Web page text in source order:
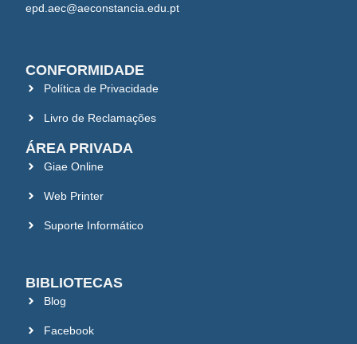
epd.aec@aeconstancia.edu.pt
CONFORMIDADE
Política de Privacidade
Livro de Reclamações
ÁREA PRIVADA
Giae Online
Web Printer
Suporte Informático
BIBLIOTECAS
Blog
Facebook